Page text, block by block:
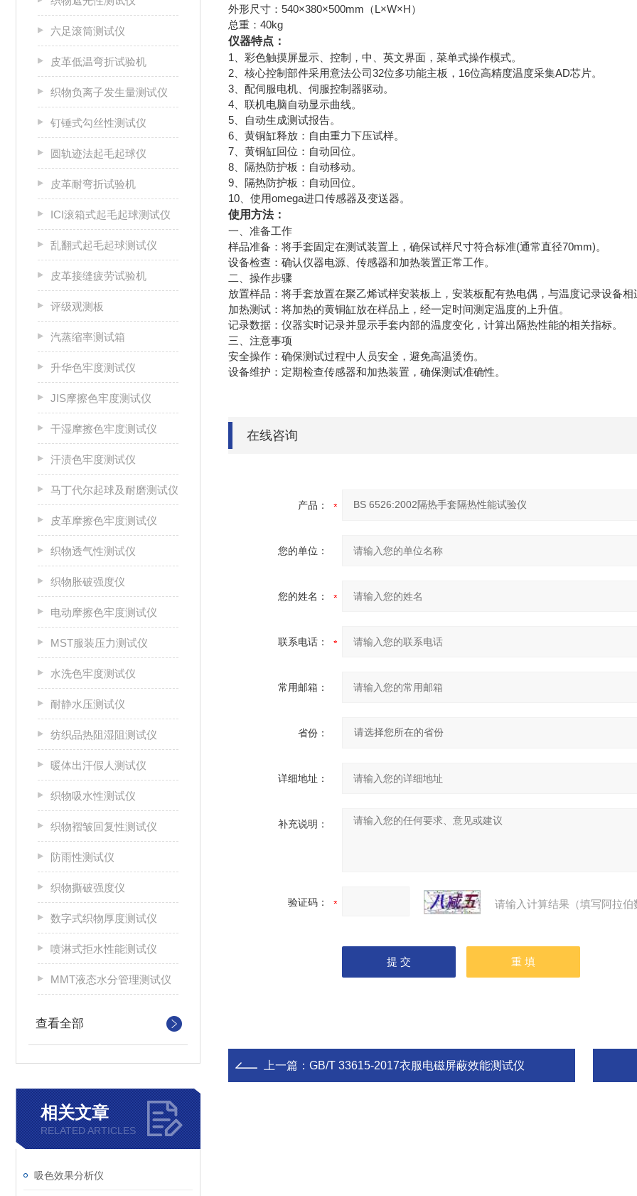
六足滚筒测试仪
皮革低温弯折试验机
织物负离子发生量测试仪
钉锤式勾丝性测试仪
圆轨迹法起毛起球仪
皮革耐弯折试验机
ICI滚箱式起毛起球测试仪
乱翻式起毛起球测试仪
皮革接缝疲劳试验机
评级观测板
汽蒸缩率测试箱
升华色牢度测试仪
JIS摩擦色牢度测试仪
干湿摩擦色牢度测试仪
汗渍色牢度测试仪
马丁代尔起球及耐磨测试仪
皮革摩擦色牢度测试仪
织物透气性测试仪
织物胀破强度仪
电动摩擦色牢度测试仪
MST服装压力测试仪
水洗色牢度测试仪
耐静水压测试仪
纺织品热阻湿阻测试仪
暖体出汗假人测试仪
织物吸水性测试仪
织物褶皱回复性测试仪
防雨性测试仪
织物撕破强度仪
数字式织物厚度测试仪
喷淋式拒水性能测试仪
MMT液态水分管理测试仪
查看全部
相关文章
RELATED ARTICLES
吸色效果分析仪
外形尺寸：540×380×500mm（L×W×H）
总重：40kg
仪器特点：
1、彩色触摸屏显示、控制，中、英文界面，菜单式操作模式。
2、核心控制部件采用意法公司32位多功能主板，16位高精度温度采集AD芯片。
3、配伺服电机、伺服控制器驱动。
4、联机电脑自动显示曲线。
5、自动生成测试报告。
6、黄铜缸释放：自由重力下压试样。
7、黄铜缸回位：自动回位。
8、隔热防护板：自动移动。
9、隔热防护板：自动回位。
10、使用omega进口传感器及变送器。
使用方法：
一、准备工作
‌样品准备‌：将手套固定在测试装置上，确保试样尺寸符合标准(通常直径70mm)。
‌设备检查‌：确认仪器电源、传感器和加热装置正常工作。
二、操作步骤
放置样品‌：将手套放置在聚乙烯试样安装板上，安装板配有热电偶，与温度记录设备相
‌加热测试‌：将加热的黄铜缸放在样品上，经一定时间测定温度的上升值。
‌记录数据‌：仪器实时记录并显示手套内部的温度变化，计算出隔热性能的相关指标。
三、注意事项
‌安全操作‌：确保测试过程中人员安全，避免高温烫伤。
‌设备维护‌：定期检查传感器和加热装置，确保测试准确性。
在线咨询
产品：
您的单位：
您的姓名：
联系电话：
常用邮箱：
省份：
详细地址：
补充说明：
验证码： 请输入计算结果（填写阿拉
上一篇： GB/T 33615-2017衣服电磁屏蔽效能测试仪